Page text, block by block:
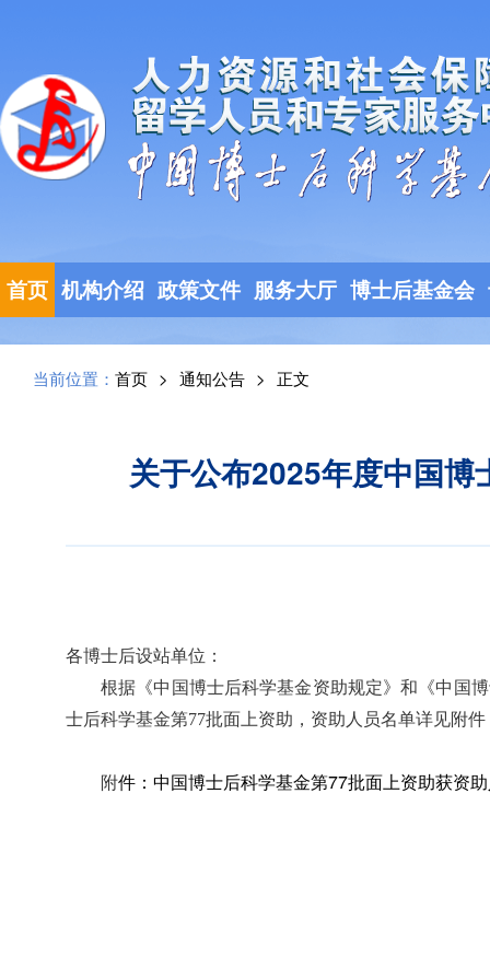
首页 机构介绍 政策文件 服务大厅 博士后基金会
当前位置： 首页 > 通知公告 > 正文
关于公布2025年度中国
各博士后设站单位：
根据《中国博士后科学基金资助规定》和《中国
士后科学基金第77批面上资助，资助人员名单详见附
附件： 中国博士后科学基金第77批面上资助获资